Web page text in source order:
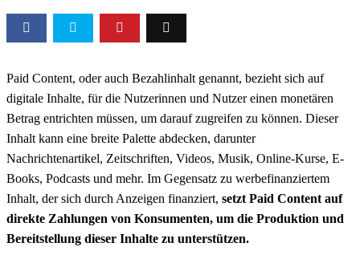
Paid Content, oder auch Bezahlinhalt genannt, bezieht sich auf
digitale Inhalte, für die Nutzerinnen und Nutzer einen monetären
Betrag entrichten müssen, um darauf zugreifen zu können. Dieser
Inhalt kann eine breite Palette abdecken, darunter
Nachrichtenartikel, Zeitschriften, Videos, Musik, Online-Kurse, E-
Books, Podcasts und mehr. Im Gegensatz zu werbefinanziertem
Inhalt, der sich durch Anzeigen finanziert, setzt Paid Content auf
direkte Zahlungen von Konsumenten, um die Produktion und
Bereitstellung dieser Inhalte zu unterstützen.